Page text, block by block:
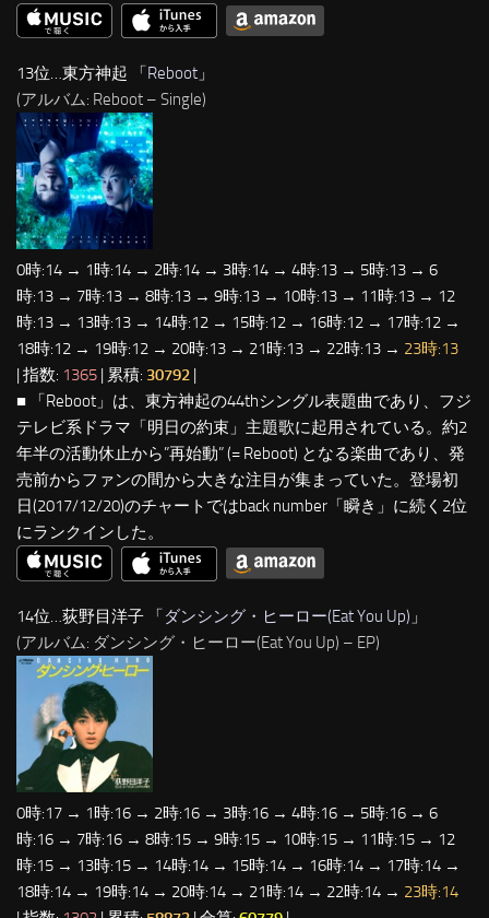
13位…東方神起 「 Reboot 」
(アルバム: Reboot – Single)
0時:14 → 1時:14 → 2時:14 → 3時:14 → 4時:13 → 5時:13 → 6
時:13 → 7時:13 → 8時:13 → 9時:13 → 10時:13 → 11時:13 → 12
時:13 → 13時:13 → 14時:12 → 15時:12 → 16時:12 → 17時:12 →
18時:12 → 19時:12 → 20時:13 → 21時:13 → 22時:13 → 23時:13
| 指数: 1365 | 累積: 30792
■ 「Reboot」は、東方神起の44thシングル表題曲であり、フジ
テレビ系ドラマ「明日の約束」主題歌に起用されている。約2
年半の活動休止から”再始動” (= Reboot) となる楽曲であり、発
売前からファンの間から大きな注目が集まっていた。登場初
日(2017/12/20)のチャートではback number「瞬き」に続く2位
にランクインした。
14位…荻野目洋子 「ダンシング・ヒーロー(Eat You Up) 」
(アルバム: ダンシング・ヒーロー(Eat You Up) – EP)
0時:17 → 1時:16 → 2時:16 → 3時:16 → 4時:16 → 5時:16 → 6
時:16 → 7時:16 → 8時:15 → 9時:15 → 10時:15 → 11時:15 → 12
時:15 → 13時:15 → 14時:14 → 15時:14 → 16時:14 → 17時:14 →
18時:14 → 19時:14 → 20時:14 → 21時:14 → 22時:14 → 23時:14